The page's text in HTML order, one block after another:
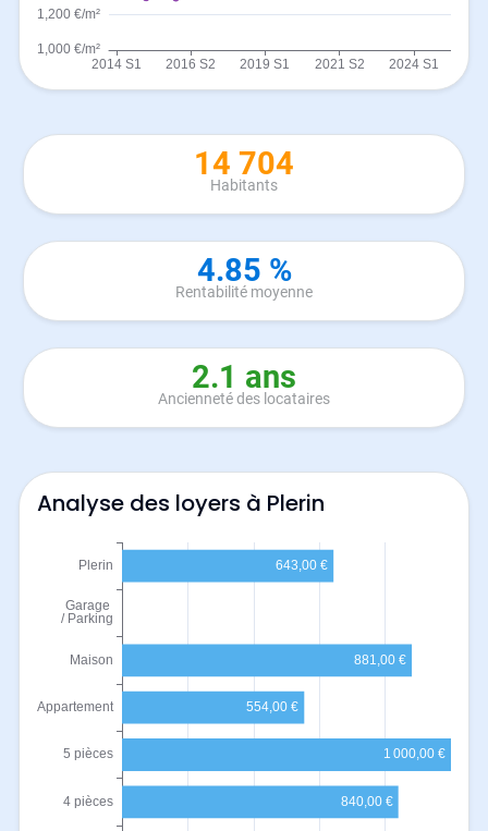
14 704
Habitants
4.85 %
Rentabilité moyenne
2.1 ans
Ancienneté des locataires
Analyse des loyers à Plerin